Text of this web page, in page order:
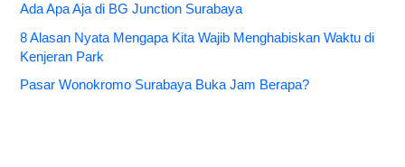
Ada Apa Aja di BG Junction Surabaya
8 Alasan Nyata Mengapa Kita Wajib Menghabiskan Waktu di
Kenjeran Park
Pasar Wonokromo Surabaya Buka Jam Berapa?